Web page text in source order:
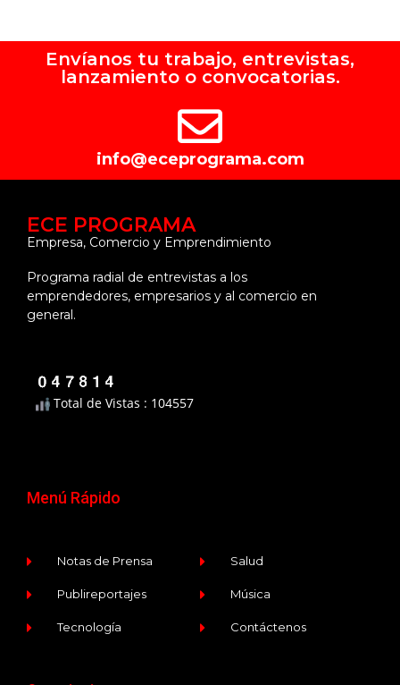
Envíanos tu trabajo, entrevistas,
lanzamiento o convocatorias.
info@eceprograma.com
ECE PROGRAMA
Empresa, Comercio y Emprendimiento
Programa radial de entrevistas a los
emprendedores, empresarios y al comercio en
general.
Total de Vistas : 104557
Menú Rápido
Notas de Prensa
Publireportajes
Tecnología
Salud
Música
Contáctenos